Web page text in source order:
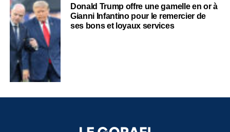
Donald Trump offre une gamelle en or à
Gianni Infantino pour le remercier de
ses bons et loyaux services